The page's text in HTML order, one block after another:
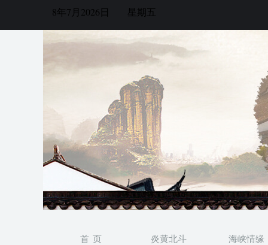
8年7月2026日 星期五
首 页 炎黄北斗 海峡情缘